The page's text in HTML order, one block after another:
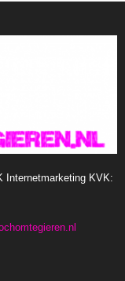
Internetmarketing KVK: